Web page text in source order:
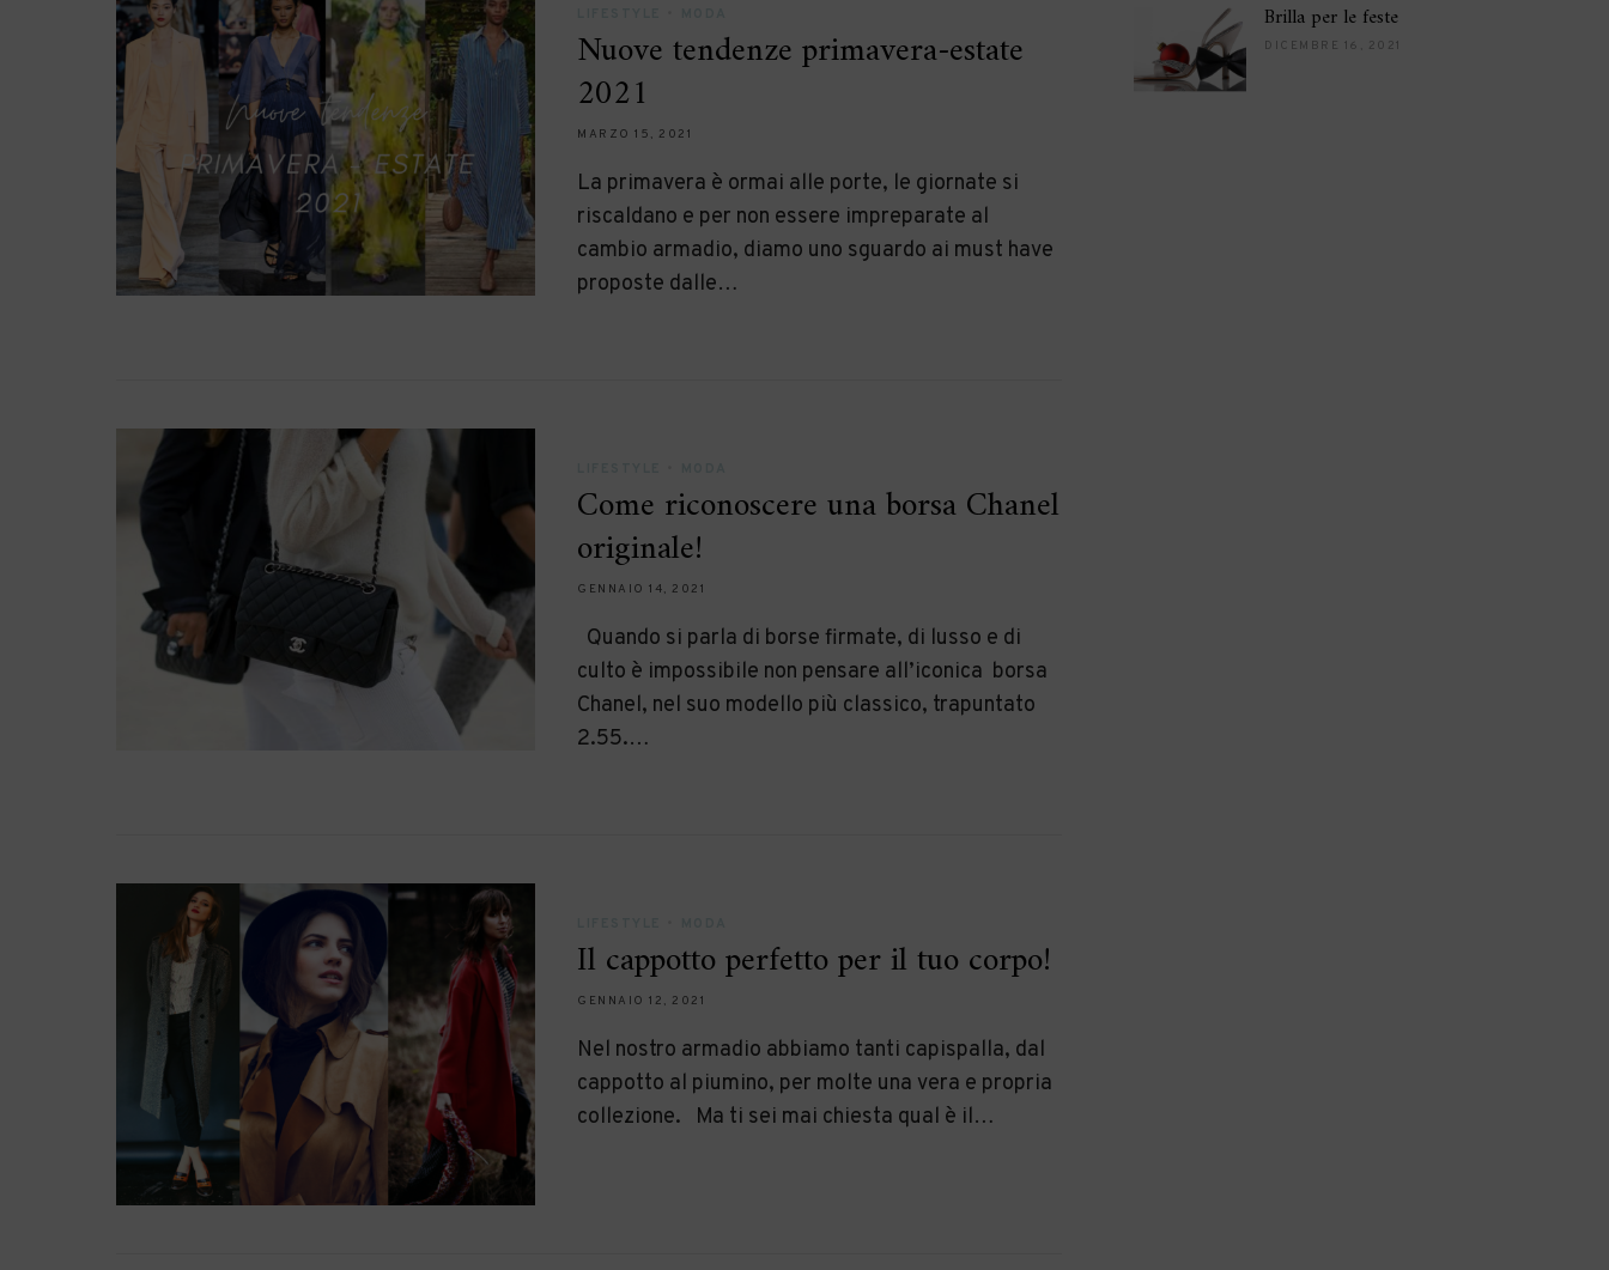
Nuove tendenze primavera-estate
2021
MARZO 15, 2021
La primavera è ormai alle porte, le giornate si
riscaldano e per non essere impreparate al
cambio armadio, diamo uno sguardo ai must have
proposte dalle…
Come riconoscere una borsa Chanel
originale!
GENNAIO 14, 2021
Quando si parla di borse firmate, di lusso e di
culto è impossibile non pensare all’iconica borsa
Chanel, nel suo modello più classico, trapuntato
2.55.…
Il cappotto perfetto per il tuo corpo!
GENNAIO 12, 2021
Nel nostro armadio abbiamo tanti capispalla, dal
cappotto al piumino, per molte una vera e propria
collezione. Ma ti sei mai chiesta qual è il…
Brilla per le feste
DICEMBRE 16, 2021